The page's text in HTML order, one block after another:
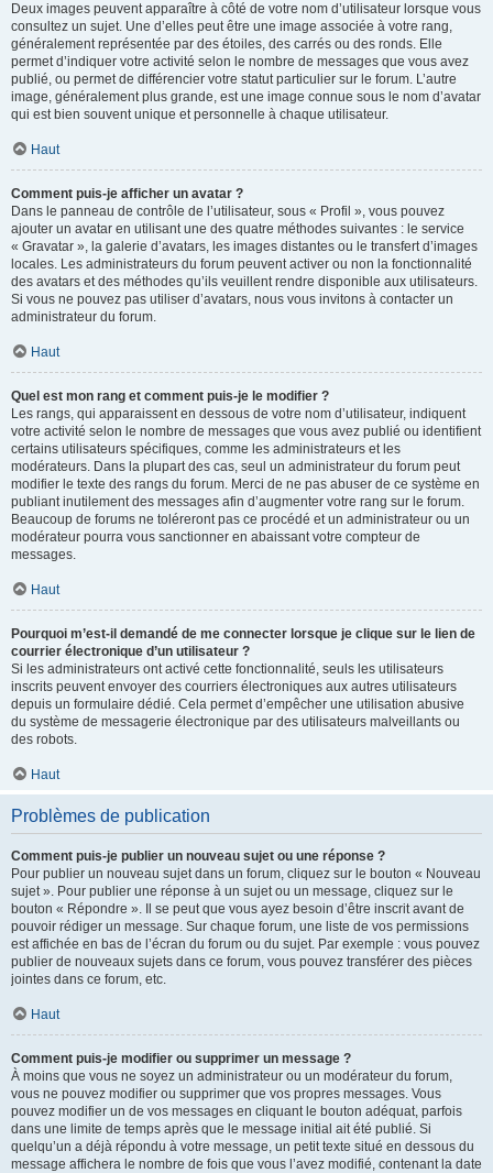
Deux images peuvent apparaître à côté de votre nom d’utilisateur lorsque vous
consultez un sujet. Une d’elles peut être une image associée à votre rang,
généralement représentée par des étoiles, des carrés ou des ronds. Elle
permet d’indiquer votre activité selon le nombre de messages que vous avez
publié, ou permet de différencier votre statut particulier sur le forum. L’autre
image, généralement plus grande, est une image connue sous le nom d’avatar
qui est bien souvent unique et personnelle à chaque utilisateur.
Haut
Comment puis-je afficher un avatar ?
Dans le panneau de contrôle de l’utilisateur, sous « Profil », vous pouvez
ajouter un avatar en utilisant une des quatre méthodes suivantes : le service
« Gravatar », la galerie d’avatars, les images distantes ou le transfert d’images
locales. Les administrateurs du forum peuvent activer ou non la fonctionnalité
des avatars et des méthodes qu’ils veuillent rendre disponible aux utilisateurs.
Si vous ne pouvez pas utiliser d’avatars, nous vous invitons à contacter un
administrateur du forum.
Haut
Quel est mon rang et comment puis-je le modifier ?
Les rangs, qui apparaissent en dessous de votre nom d’utilisateur, indiquent
votre activité selon le nombre de messages que vous avez publié ou identifient
certains utilisateurs spécifiques, comme les administrateurs et les
modérateurs. Dans la plupart des cas, seul un administrateur du forum peut
modifier le texte des rangs du forum. Merci de ne pas abuser de ce système en
publiant inutilement des messages afin d’augmenter votre rang sur le forum.
Beaucoup de forums ne toléreront pas ce procédé et un administrateur ou un
modérateur pourra vous sanctionner en abaissant votre compteur de
messages.
Haut
Pourquoi m’est-il demandé de me connecter lorsque je clique sur le lien de
courrier électronique d’un utilisateur ?
Si les administrateurs ont activé cette fonctionnalité, seuls les utilisateurs
inscrits peuvent envoyer des courriers électroniques aux autres utilisateurs
depuis un formulaire dédié. Cela permet d’empêcher une utilisation abusive
du système de messagerie électronique par des utilisateurs malveillants ou
des robots.
Haut
Problèmes de publication
Comment puis-je publier un nouveau sujet ou une réponse ?
Pour publier un nouveau sujet dans un forum, cliquez sur le bouton « Nouveau
sujet ». Pour publier une réponse à un sujet ou un message, cliquez sur le
bouton « Répondre ». Il se peut que vous ayez besoin d’être inscrit avant de
pouvoir rédiger un message. Sur chaque forum, une liste de vos permissions
est affichée en bas de l’écran du forum ou du sujet. Par exemple : vous pouvez
publier de nouveaux sujets dans ce forum, vous pouvez transférer des pièces
jointes dans ce forum, etc.
Haut
Comment puis-je modifier ou supprimer un message ?
À moins que vous ne soyez un administrateur ou un modérateur du forum,
vous ne pouvez modifier ou supprimer que vos propres messages. Vous
pouvez modifier un de vos messages en cliquant le bouton adéquat, parfois
dans une limite de temps après que le message initial ait été publié. Si
quelqu’un a déjà répondu à votre message, un petit texte situé en dessous du
message affichera le nombre de fois que vous l’avez modifié, contenant la date